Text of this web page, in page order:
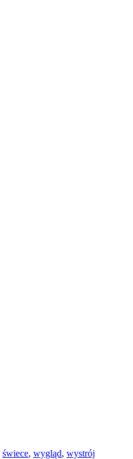
świece, wygląd, wystrój